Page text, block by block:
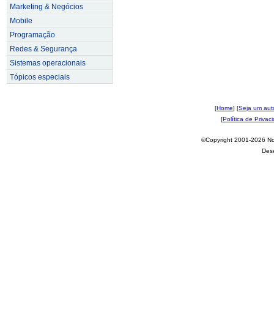
Marketing & Negócios
Mobile
Programação
Redes & Segurança
Sistemas operacionais
Tópicos especiais
[Home] [Seja um
[Política de
©Copyright 2001-2026